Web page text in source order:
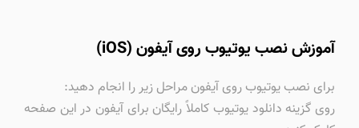
آموزش نصب یوتیوب روی آیفون (iOS)
برای نصب یوتیوب روی آیفون مراحل زیر را انجام دهید:
روی گزینه دانلود یوتیوب کاملاً رایگان برای آیفون در این صفحه